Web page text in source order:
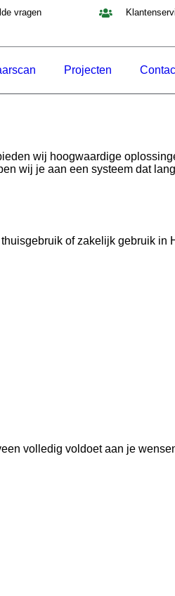
vragen
Projecten
wij hoogwaardige
wij je aan een systeem dat
of zakelijk gebruik in
volledig voldoet aan je